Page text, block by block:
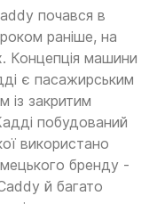
почався в
раніше, на
Концепція машини
є пасажирським
із закритим
побудований
використано
бренду -
й багато